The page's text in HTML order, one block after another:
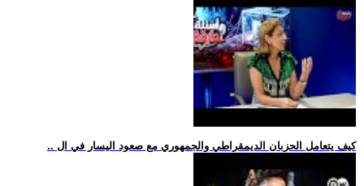
.. كيف يتعامل الحزبان الديمقراطي والجمهوري مع صعود اليسار في ال